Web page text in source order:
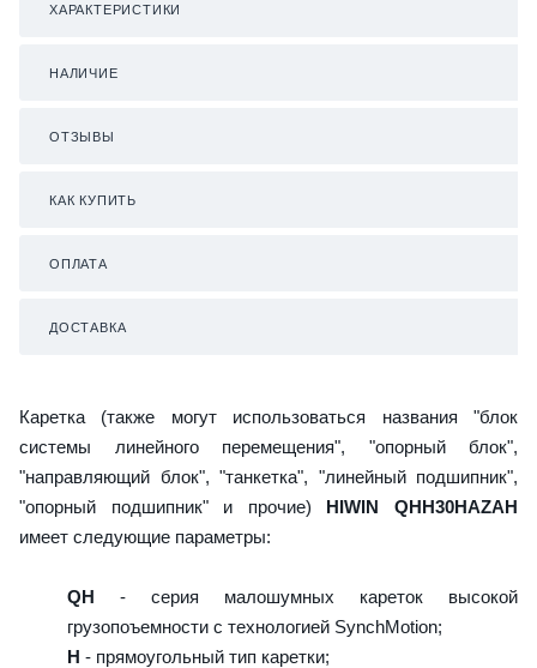
ХАРАКТЕРИСТИКИ
НАЛИЧИЕ
ОТЗЫВЫ
КАК КУПИТЬ
ОПЛАТА
ДОСТАВКА
Каретка (также могут использоваться названия "блок
системы линейного перемещения", "опорный блок",
"направляющий блок", "танкетка", "линейный подшипник",
"опорный подшипник" и прочие) HIWIN QHH30HAZAH
имеет следующие параметры:
QH - серия малошумных кареток высокой
грузопоъемности с технологией SynchMotion;
H - прямоугольный тип каретки;